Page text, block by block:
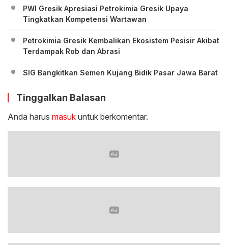
PWI Gresik Apresiasi Petrokimia Gresik Upaya
Tingkatkan Kompetensi Wartawan
Petrokimia Gresik Kembalikan Ekosistem Pesisir Akibat
Terdampak Rob dan Abrasi
SIG Bangkitkan Semen Kujang Bidik Pasar Jawa Barat
Tinggalkan Balasan
Anda harus masuk untuk berkomentar.